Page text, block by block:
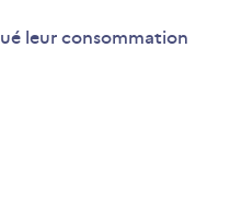
leur consommation